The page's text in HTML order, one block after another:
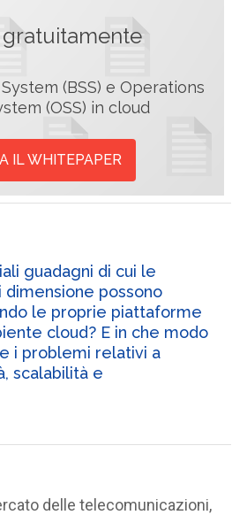
gratuitamente
(BSS) e Operations
(OSS) in cloud
IL WHITEPAPER
guadagni di cui le
dimensione possono
le proprie piattaforme
cloud? E in che modo
i problemi relativi a
scalabilità e
delle telecomunicazioni,